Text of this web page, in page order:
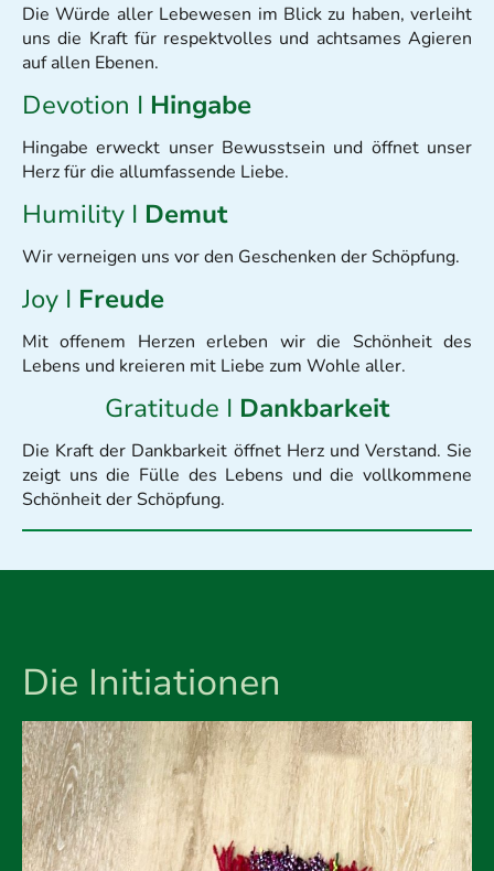
Die Würde aller Lebewesen im Blick zu haben, verleiht
uns die Kraft für respektvolles und achtsames Agieren
auf allen Ebenen.
Devotion I Hingabe
Hingabe erweckt unser Bewusstsein und öffnet unser
Herz für die allumfassende Liebe.
Humility I Demut
Wir verneigen uns vor den Geschenken der Schöpfung.
Joy I Freude
Mit offenem Herzen erleben wir die Schönheit des
Lebens und kreieren mit Liebe zum Wohle aller.
Gratitude I Dankbarkeit
Die Kraft der Dankbarkeit öffnet Herz und Verstand. Sie
zeigt uns die Fülle des Lebens und die vollkommene
Schönheit der Schöpfung.
Die Initiationen